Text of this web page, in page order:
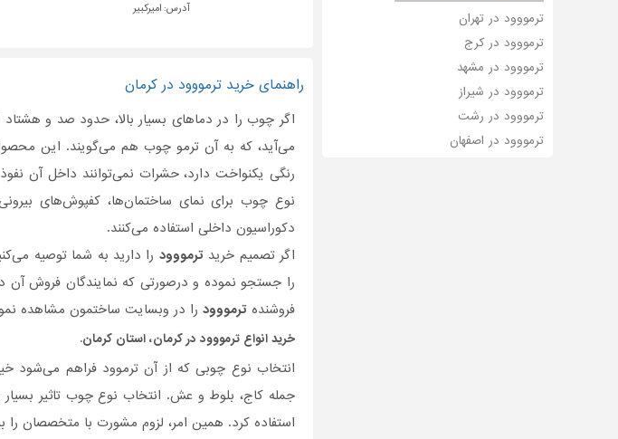
آدرس: امیرکبیر
راهنمای خرید ترمووود در کرمان
اگر چوب را در دماهای بسیار بالا، حدود صد و
می‌آید، که به آن ترمو چوب هم می‌گویند. این
رنگی یکنواخت دارد، حشرات نمی‌توانند داخل آن
نوع چوب برای نمای ساختمان‌ها، کفپوش‌های بیرونی
دکوراسیون داخلی استفاده می‌کنند.
اگر تصمیم خرید ترمووود را دارید به شما توصیه
را جستجو نموده و درصورتی‌ که نمایندگان فروش آن
فروشنده ترمووود را در وبسایت ساختمون مشاهده
خرید انواع ترمووود در کرمان، استان کرمان.
انتخاب نوع چوبی که از آن ترموود فراهم می‌شود
جمله کاج، بلوط و عش. انتخاب نوع چوب تاثیر
استفاده کرد. همین امر، لزوم مشورت با متخصصان را
ترمووود در تهران
ترمووود در کرج
ترمووود در مشهد
ترمووود در شیراز
ترمووود در رشت
ترمووود در اصفهان